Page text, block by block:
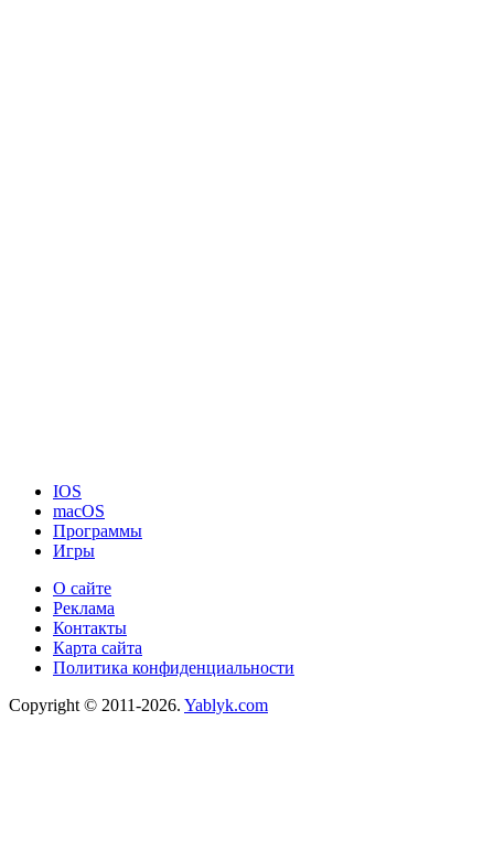
IOS
macOS
Программы
Игры
О сайте
Реклама
Контакты
Карта сайта
Политика конфиденциальности
Copyright © 2011-2026. Yablyk.сom